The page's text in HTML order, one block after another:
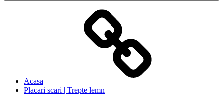
Acasa
Placari scari | Trepte lemn